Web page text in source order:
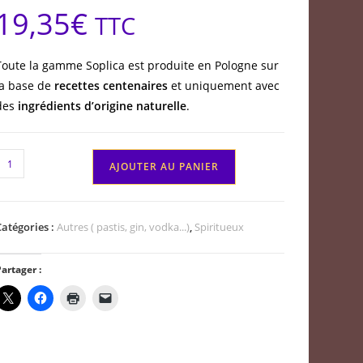
€ TTC
la gamme Soplica est produite en Pologne sur
base de recettes centenaires et uniquement avec
ingrédients d’origine naturelle.
quantité
Polonaise
l'abricot
AJOUTER AU PANIER
: Autres ( pastis, gin, vodka...), Spiritueux
: